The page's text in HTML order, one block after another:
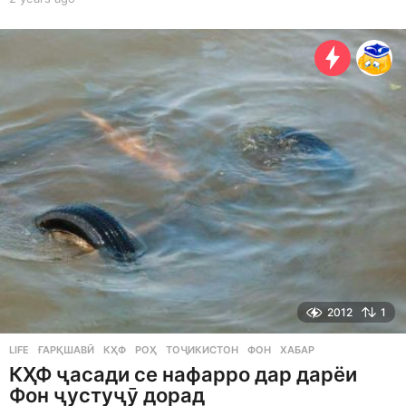
e
r
a
g
o
2012 1
LIFE ҒАРҚШАВӢ ,КҲФ ,РОҲ ,ТОҶИКИСТОН ,ФОН ,ХАБАР
КҲФ ҷасади се нафарро дар дарёи
Фон ҷустуҷӯ дорад